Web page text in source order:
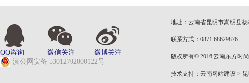
QQ咨询 微信关注
微博关注
滇公网安备 53012702000122号
地址：云南省昆明市嵩明县
联系方式：0871-68629876
版权所有© 2016.云南东方时
技术支持： 云南网站建设 >